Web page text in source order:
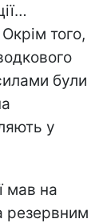
того,
були
у
мав на
резервним